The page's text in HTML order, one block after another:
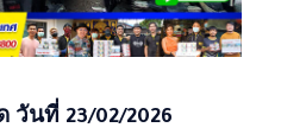
วันที่ 23/02/2026